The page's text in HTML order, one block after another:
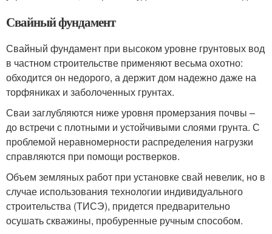
Свайный фундамент
Свайный фундамент при высоком уровне грунтовых вод
в частном строительстве применяют весьма охотно:
обходится он недорого, а держит дом надежно даже на
торфяниках и заболоченных грунтах.
Сваи заглубляются ниже уровня промерзания почвы –
до встречи с плотными и устойчивыми слоями грунта. С
проблемой неравномерности распределения нагрузки
справляются при помощи ростверков.
Объем земляных работ при установке свай невелик, но в
случае использования технологии индивидуального
строительства (ТИСЭ), придется предварительно
осушать скважины, пробуренные ручным способом.